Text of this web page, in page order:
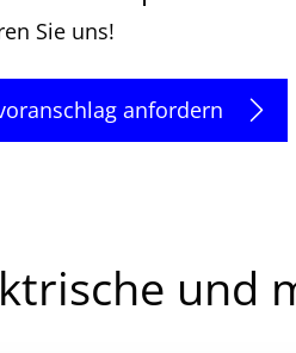
Sie uns!
anfordern
und